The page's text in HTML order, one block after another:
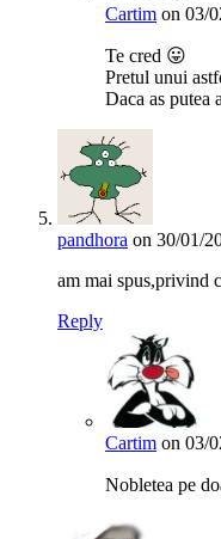
Cartim on 03/
Te cred 😛
Pretul unui
Daca as putea
pandhora on 30/01/
am mai spus,privind
Reply
Cartim on 03/
Nobletea pe